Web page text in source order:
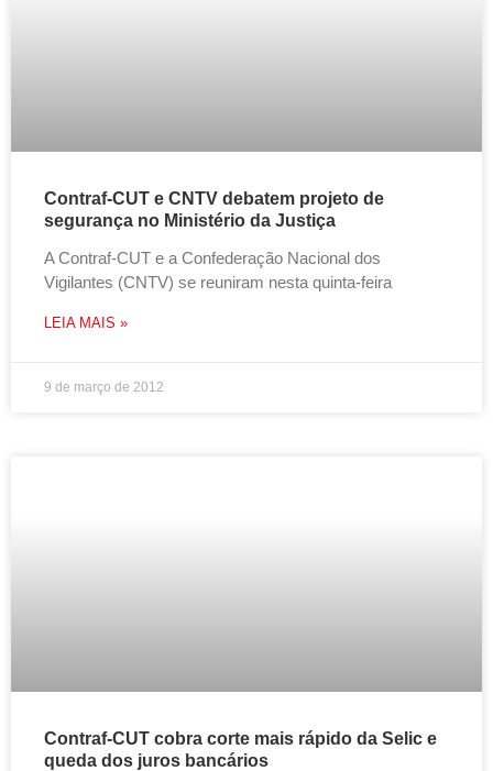
Contraf-CUT e CNTV debatem projeto de
segurança no Ministério da Justiça
A Contraf-CUT e a Confederação Nacional dos
Vigilantes (CNTV) se reuniram nesta quinta-feira
LEIA MAIS »
9 de março de 2012
Contraf-CUT cobra corte mais rápido da Selic e
queda dos juros bancários